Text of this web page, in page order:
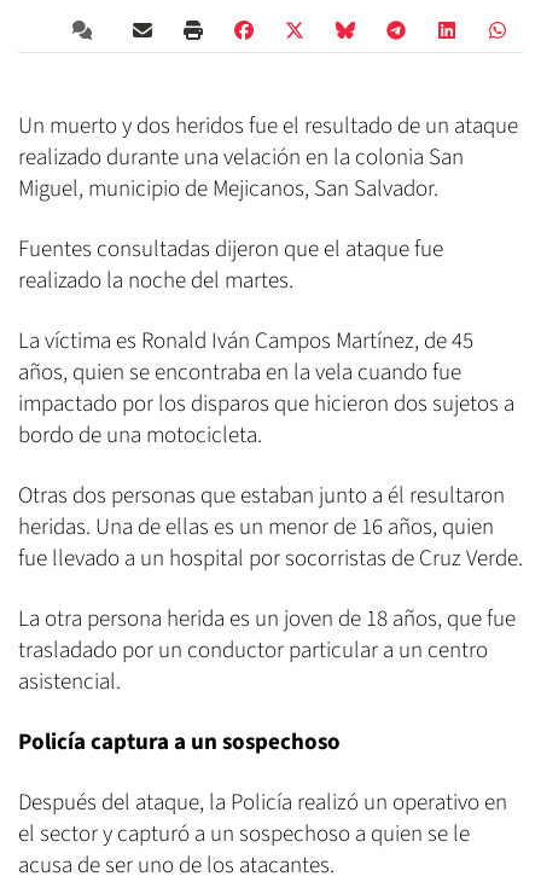
Un muerto y dos heridos fue el resultado de un ataque
realizado durante una velación en la colonia San
Miguel, municipio de Mejicanos, San Salvador.
Fuentes consultadas dijeron que el ataque fue
realizado la noche del martes.
La víctima es Ronald Iván Campos Martínez, de 45
años, quien se encontraba en la vela cuando fue
impactado por los disparos que hicieron dos sujetos a
bordo de una motocicleta.
Otras dos personas que estaban junto a él resultaron
heridas. Una de ellas es un menor de 16 años, quien
fue llevado a un hospital por socorristas de Cruz Verde.
La otra persona herida es un joven de 18 años, que fue
trasladado por un conductor particular a un centro
asistencial.
Policía captura a un sospechoso
Después del ataque, la Policía realizó un operativo en
el sector y capturó a un sospechoso a quien se le
acusa de ser uno de los atacantes.